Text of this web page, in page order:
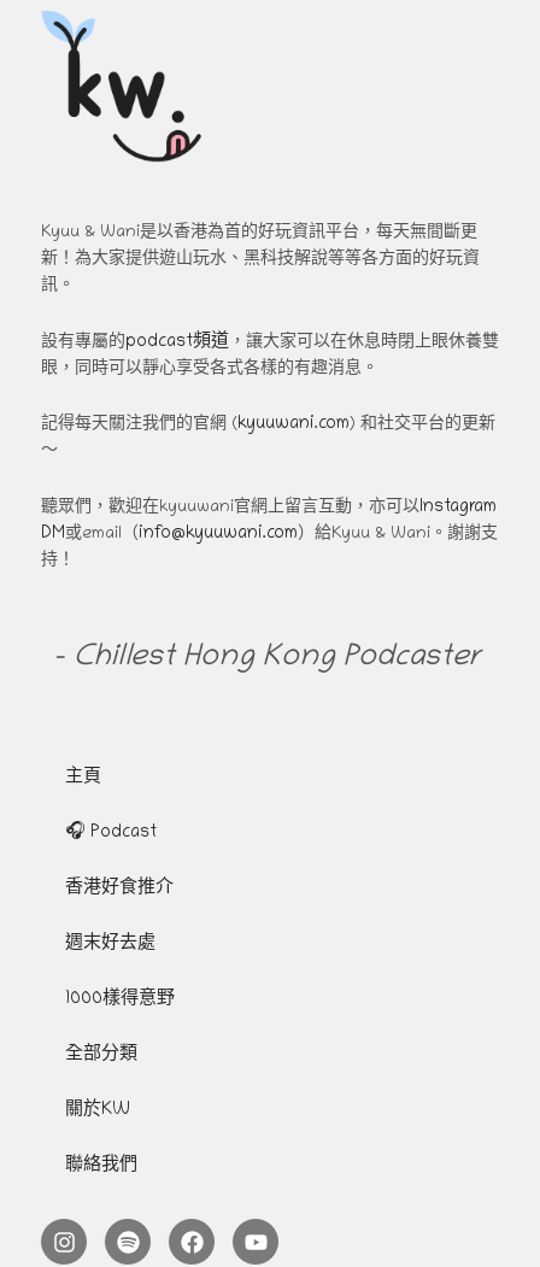
Kyuu & Wani是以香港為首的好玩資訊平台，每天無間斷更
新！為大家提供遊山玩水、黑科技解說等等各方面的好玩資
訊。
設有專屬的podcast頻道 ，讓大家可以在休息時閉上眼休養雙
眼，同時可以靜心享受各式各樣的有趣消息。
記得每天關注我們的官網 (kyuuwani.com) 和社交平台的更新
～
聽眾們，歡迎在kyuuwani官網上留言互動，亦可以Instagram
DM或email（info@kyuuwani.com）給Kyuu & Wani。謝謝支
持！
- Chillest Hong Kong Podcaster
主頁
🎧 Podcast
香港好食推介
週末好去處
1000樣得意野
全部分類
關於KW
聯絡我們